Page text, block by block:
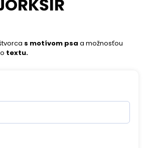
s motívom psa a možnosťou
textu.